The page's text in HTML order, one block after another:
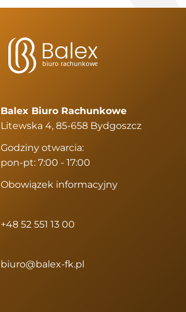
Balex Biuro Rachunkowe
Litewska 4, 85-658 Bydgoszcz
Godziny otwarcia:
pon-pt: 7:00 - 17:00
Obowiązek informacyjny
+48 52 551 13 00
biuro@balex-fk.pl